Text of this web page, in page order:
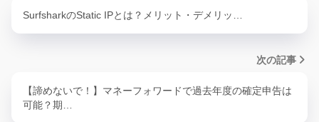
SurfsharkのStatic IPとは？メリット・デメリッ…
次の記事
【諦めないで！】マネーフォワードで過去年度の確定申告は
可能？期…